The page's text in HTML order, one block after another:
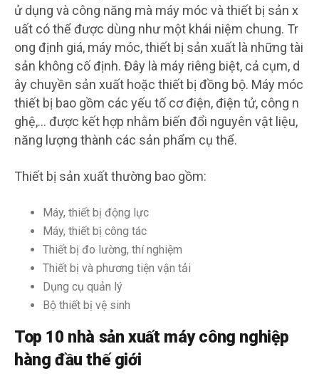
ử dụng và công năng mà máy móc và thiết bị sản x
uất có thể được dùng như một khái niệm chung. Tr
ong định giá, máy móc, thiết bị sản xuất là những tài
sản không cố định. Đây là máy riêng biệt, cả cụm, d
ây chuyền sản xuất hoặc thiết bị đồng bộ. Máy móc
thiết bị bao gồm các yếu tố cơ điện, điện tử, công n
ghệ,… được kết hợp nhằm biến đổi nguyên vật liệu,
năng lượng thành các sản phẩm cụ thể.
Thiết bị sản xuất thường bao gồm:
Máy, thiết bị động lực
Máy, thiết bị công tác
Thiết bị đo lường, thí nghiệm
Thiết bị và phương tiện vận tải
Dụng cụ quản lý
Bộ thiết bị vệ sinh
Top 10 nhà sản xuất máy công nghiệp
hàng đầu thế giới